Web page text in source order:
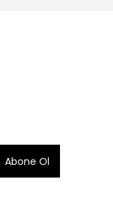
Abone Ol